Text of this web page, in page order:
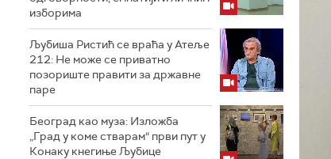
изборима
Љубиша Ристић се враћа у Атеље
212: Не може се приватно
позориште правити за државне
паре
Београд као муза: Изложба
„Град у коме стварам“ први пут у
Конаку кнегиње Љубице